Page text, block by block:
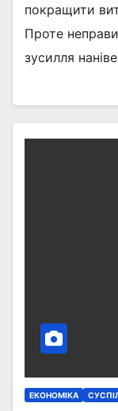
покращити
Проте
зусилля
ЕКОНОМІКА